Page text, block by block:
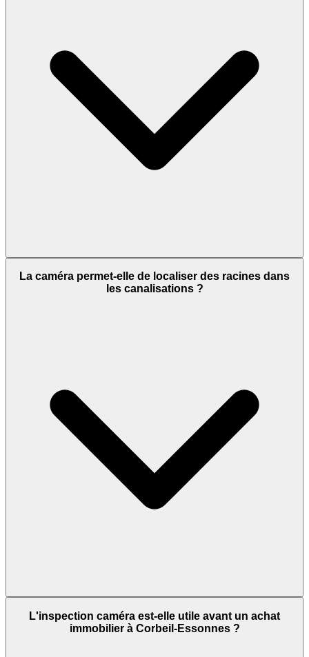
La caméra permet-elle de localiser des racines dans
les canalisations ?
L'inspection caméra est-elle utile avant un achat
immobilier à Corbeil-Essonnes ?